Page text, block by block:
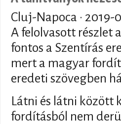
Cluj-Napoca · 2019-
A felolvasott részlet
fontos a Szentírás
mert a magyar
eredeti szövegben
Látni és látni között
fordításból nem